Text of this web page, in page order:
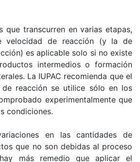
que transcurren en varias etapas,
velocidad de reacción (y la de
es aplicable solo si no existe
intermedios o formación
La IUPAC recomienda que el
reacción se utilice sólo en los
experimentalmente que
condiciones.
en las cantidades de
que no son debidas al proceso
más remedio que aplicar el